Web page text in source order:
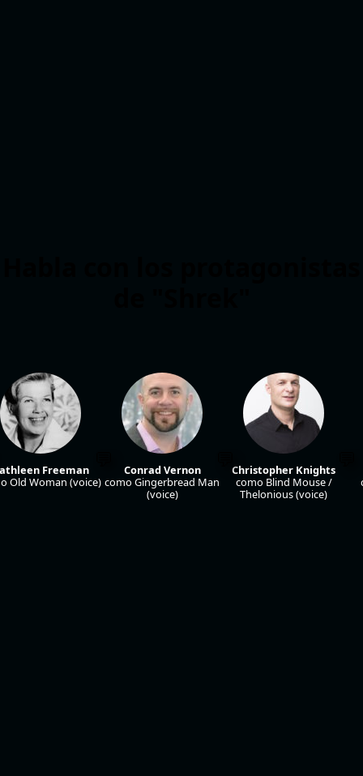
Freeman
Old Woman (voice)
Conrad Vernon
como Gingerbread Man
(voice)
Christopher Knights
como Blind Mouse /
Thelonious (voice)